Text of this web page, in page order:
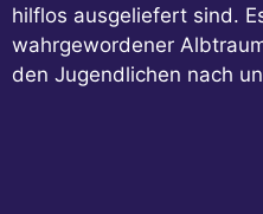
hilflos ausgeliefert sind.
wahrgewordener
den Jugendlichen nach